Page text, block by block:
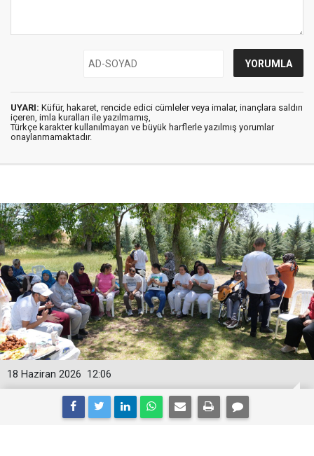
UYARI: Küfür, hakaret, rencide edici cümleler veya imalar, inançlara saldırı
içeren, imla kuralları ile yazılmamış,
Türkçe karakter kullanılmayan ve büyük harflerle yazılmış yorumlar
onaylanmamaktadır.
12:06
18 Haziran 2026